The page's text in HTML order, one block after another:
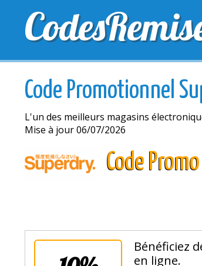
MEILLEURS CODES PROMO CODES
Code Promotionnel
L'un des meilleurs magasins
Mise à jour 06/07/2026
Code
Bénéficiez
en ligne.